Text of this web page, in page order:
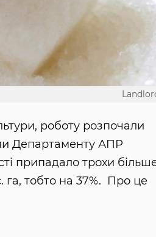
роботу розпочали
Департаменту АПР
припадало трохи
га, тобто на 37%. Про це